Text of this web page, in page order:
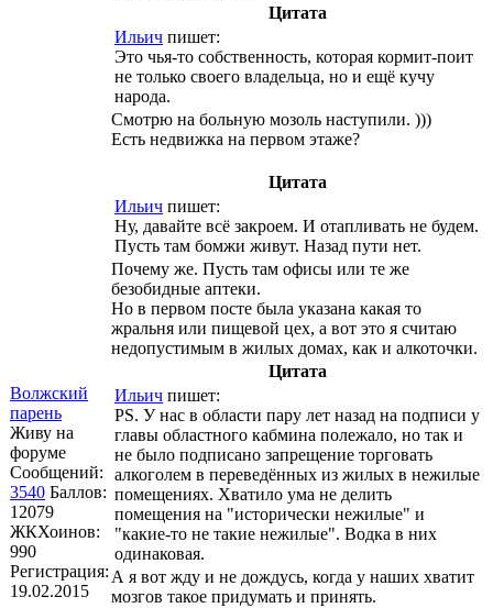
Волжский
парень
Живу на
форуме
Сообщений:
3540 Баллов:
12079
ЖКХоинов:
990
Регистрация:
19.02.2015
Цитата
Ильич пишет:
Это чья-то собственность, которая кормит-поит
не только своего владельца, но и ещё кучу
народа.
Смотрю на больную мозоль наступили. )))
Есть недвижка на первом этаже?
Цитата
Ильич пишет:
Ну, давайте всё закроем. И отапливать не будем.
Пусть там бомжи живут. Назад пути нет.
Почему же. Пусть там офисы или те же
безобидные аптеки.
Но в первом посте была указана какая то
жральня или пищевой цех, а вот это я считаю
недопустимым в жилых домах, как и алкоточки.
Цитата
Ильич пишет:
PS. У нас в области пару лет назад на подписи у
главы областного кабмина полежало, но так и
не было подписано запрещение торговать
алкоголем в переведённых из жилых в нежилые
помещениях. Хватило ума не делить
помещения на "исторически нежилые" и
"какие-то не такие нежилые". Водка в них
одинаковая.
А я вот жду и не дождусь, когда у наших хватит
мозгов такое придумать и принять.